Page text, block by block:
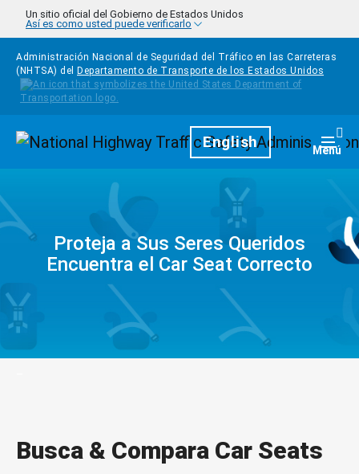
Pasar al contenido principal
Un sitio oficial del Gobierno de Estados Unidos
Así es como usted puede verificarlo
Administración Nacional de Seguridad del Tráfico en las Carreteras
(NHTSA) del
Departamento de Transporte de los Estados Unidos
HomepageEnglish Menú
Proteja a Sus Seres Queridos
Encuentra el Car Seat Correcto
Busca & Compara Car Seats